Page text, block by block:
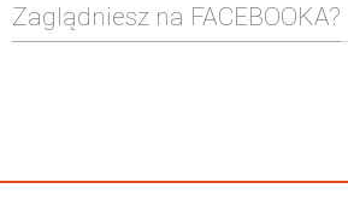
Zaglądniesz na FACEBOOKA?